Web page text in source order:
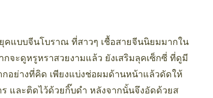
คแบบจีนโบราณ ที่สาวๆ เชื้อสายจีนนิยมมากใน
จะดูหรูหราสวยงามแล้ว ยังเสริมลุคเซ็กซี่ ที่ดูมี
อย่างที่คิด เพียงแบ่งช่อผมด้านหน้าแล้วดัดให้
และติดไว้ด้วยกิ๊บดำ หลังจากนั้นจึงอัดด้วยส